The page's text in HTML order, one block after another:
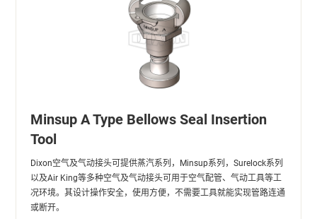
Minsup A Type Bellows Seal Insertion
Tool
Dixon空气及气动接头可提供蒸汽系列，Minsup系列，Surelock系列
以及Air King等多种空气及气动接头可用于空气配管、气动工具等工
况环境。其设计操作安全，使用方便，不需要工具就能实现管路连通
或断开。